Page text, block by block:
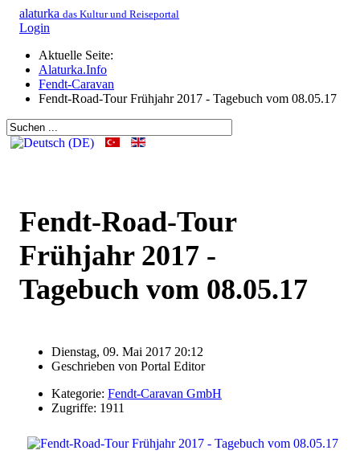
alaturka das Kultur und Reiseportal
Login
Aktuelle Seite:
Alaturka.Info
Fendt-Caravan
Fendt-Road-Tour Frühjahr 2017 - Tagebuch vom 08.05.17
Fendt-Road-Tour
Frühjahr 2017 -
Tagebuch vom 08.05.17
Dienstag, 09. Mai 2017 20:12
Geschrieben von Portal Editor
Kategorie: Fendt-Caravan GmbH
Zugriffe: 1911